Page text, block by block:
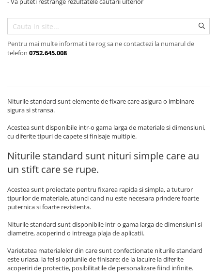
Etichete AIMO D1600 compatibile
Etichete Universale Vinil
Etichete Poliester suprafete plane
Etichete cabluri Nailon Flexibil
Etichete industriale XTL
Etichete Brother
Etichete Brother TZe P-Touch
Etichete Brother DK QL
Etichete Aimo Compatibile Brother
Hartie termica A4
Hartie termica A4 tatuaje
Etichete Aimo imprimanta D30S
Etichete scolare Aimo Phomemo
Etichete cabluri Aimo Phomemo
Etichete haine Aimo Phomemo
Etichete Aimo Phomemo M110 |
M200 | M220
benzi metalice Dymo M1010
Accesorii Imprimante Dymo
Adaptoare Dymo
Clesti si capse pentru legat via
Clesti Rapid pentru legat via
Capse pentru legat via Rapid
Pistoale de lipit Profesionale Rapid
Batoane silicon Rapid Industriale
Batoane silicon universal
Batoane silicon sanitar
Batoane silicon piele
Batoane silicon lemn
Batoane silicon pentru decoratiuni
Batoane silicon cu sclipici
Batoane silicon Rapid Fun to Fix
Batoane silicon PVC/ Cabluri
Batoane silicon pluta
Clesti pentru taiat bolturi
Clesti pentru taiat cabluri din otel
Clesti pentru taiat corzi de
instrumente
Clesti sertizare
Clesti taiere frontala
Chei si truse
Chei si truse chei
Chei si truse chei imbus
Chei si truse chei reglabile
Truse de scule
Trusa scule WERA
Trusa surubelnite electricieni Wera
Truse de chei WERA
Truse de scule combinate pentru
Extractor conectori Engineer
Geanta | Rucsac pentru scule
Pentru mai multe informatii te rog sa ne contactezi la numarul de
telefon 0752.645.008
Niturile standard sunt elemente de fixare care asigura o imbinare
sigura si stransa.
Acestea sunt disponibile intr-o gama larga de materiale si dimensiuni,
cu diferite tipuri de capete si finisaje multiple.
Niturile standard sunt nituri simple care au
un stift care se rupe.
Acestea sunt proiectate pentru fixarea rapida si simpla, a tuturor
tipurilor de materiale, atunci cand nu este necesara prindere foarte
puternica si foarte rezistenta.
Niturile standard sunt disponibile intr-o gama larga de dimensiuni si
diametre, acoperind o intreaga plaja de aplicatii.
Varietatea materialelor din care sunt confectionate niturile standard
este uriasa, la fel si optiunile de finisare: de la lacuire la diferite
acoperiri de protectie, posibilitatile de personalizare fiind infinite.